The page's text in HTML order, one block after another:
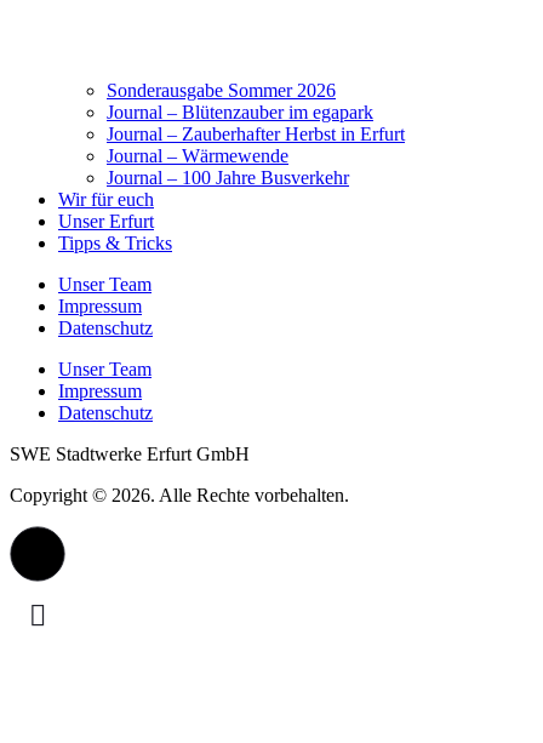
Sonderausgabe Sommer 2026
Journal – Blütenzauber im egapark
Journal – Zauberhafter Herbst in Erfurt
Journal – Wärmewende
Journal – 100 Jahre Busverkehr
Wir für euch
Unser Erfurt
Tipps & Tricks
Unser Team
Impressum
Datenschutz
Unser Team
Impressum
Datenschutz
SWE Stadtwerke Erfurt GmbH
Copyright © 2026. Alle Rechte vorbehalten.